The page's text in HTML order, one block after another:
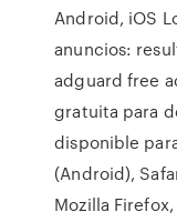
Android, iOS
anuncios:
adguard free
gratuita para
disponible
(Android),
Mozilla